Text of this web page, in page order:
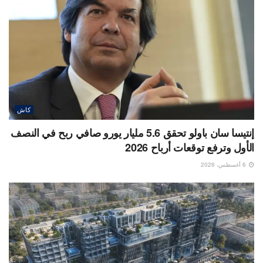
كاش
إنتيسا سان باولو تحقق 5.6 مليار يورو صافي ربح في النصف
الأول وترفع توقعات أرباح 2026